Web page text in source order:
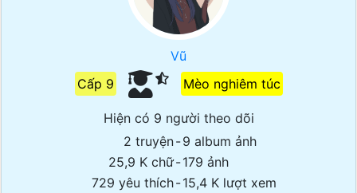
Vũ
Cấp 9
Mèo nghiêm túc
Hiện có 9 người theo dõi
2 truyện-9 album ảnh
25,9 K chữ-179 ảnh
729 yêu thích-15,4 K lượt xem